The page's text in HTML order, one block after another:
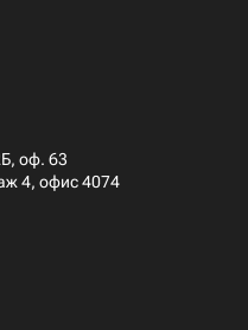
оф. 63
4, офис 4074